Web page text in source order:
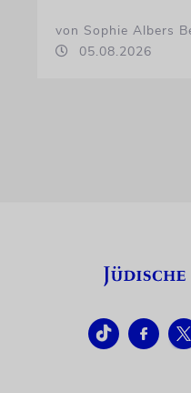
von Sophie Albers
05.08.2026